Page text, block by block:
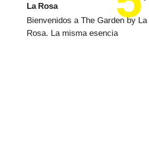
La Rosa
Bienvenidos a The Garden by La
Rosa. La misma esencia